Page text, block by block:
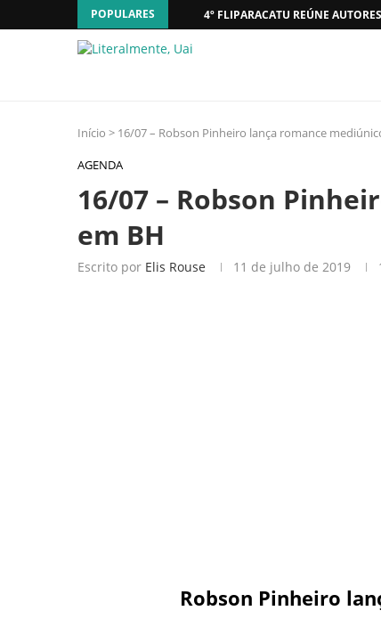
POPULARES 4º FLIPARACATU REÚNE
Início > 16/07 – Robson Pinheiro lança romance
AGENDA
16/07 – Robson
em BH
Escrito por Elis Rouse 11 de julho de 2019
Robson Pinheiro